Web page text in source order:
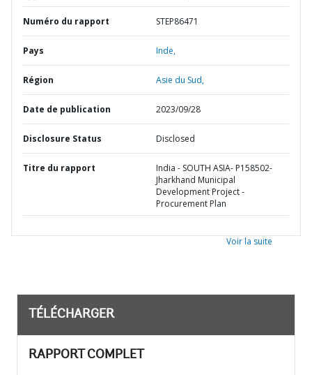
Numéro du rapport STEP86471
Pays Inde,
Région Asie du Sud,
Date de publication 2023/09/28
Disclosure Status Disclosed
Titre du rapport
India - SOUTH ASIA- P158502-
Jharkhand Municipal
Development Project -
Procurement Plan
Voir la suite
TÉLÉCHARGER
RAPPORT COMPLET